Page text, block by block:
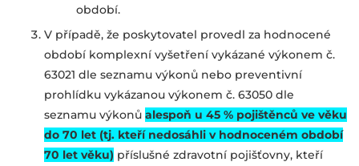
období.
V případě, že poskytovatel provedl za hodnocené
období komplexní vyšetření vykázané výkonem č.
63021 dle seznamu výkonů nebo preventivní
prohlídku vykázanou výkonem č. 63050 dle
seznamu výkonů alespoň u 45 % pojištěnců ve věku
do 70 let (tj. kteří nedosáhli v hodnoceném období
70 let věku) příslušné zdravotní pojišťovny, kteří